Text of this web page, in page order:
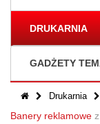
DRUKARNIA
GADŻETY
Drukarnia
Banery reklamowe